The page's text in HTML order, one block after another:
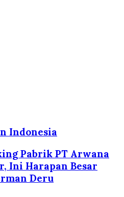
Indonesia
Pabrik PT Arwana
Ini Harapan Besar
Deru